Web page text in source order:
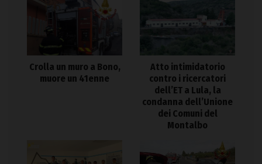
Crolla un muro a Bono,
muore un 41enne
Atto intimidatorio
contro i ricercatori
dell’ET a Lula, la
condanna dell’Unione
dei Comuni del
Montalbo